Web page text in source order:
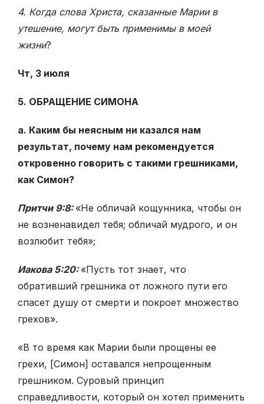
4. Когда слова Христа, сказанные Марии в
утешение, могут быть применимы в моей
жизни?
Чт, 3 июля
5. ОБРАЩЕНИЕ СИМОНА
а. Каким бы неясным ни казался нам
результат, почему нам рекомендуется
откровенно говорить с такими грешниками,
как Симон?
Притчи 9:8:«Не обличай кощунника, чтобы он
не возненавидел тебя; обличай мудрого, и он
возлюбит тебя»;
Иакова 5:20:«Пусть тот знает, что
обративший грешника от ложного пути его
спасет душу от смерти и покроет множество
грехов».
«В то время как Марии были прощены ее
грехи, [Симон] оставался непрощенным
грешником. Суровый принцип
справедливости, который он хотел применить